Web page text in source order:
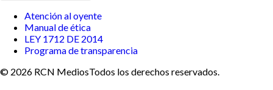
Atención al oyente
Manual de ética
LEY 1712 DE 2014
Programa de transparencia
© 2026 RCN MediosTodos los derechos reservados.